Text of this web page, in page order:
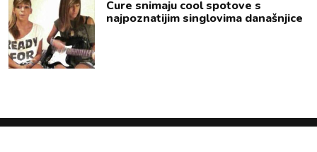
Cure snimaju cool spotove s
najpoznatijim singlovima današnjice